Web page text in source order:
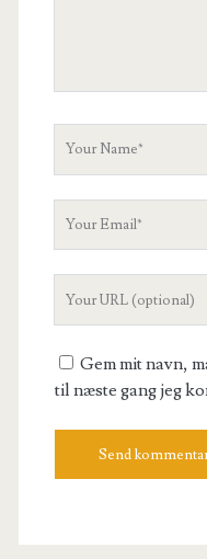
Gem mit navn,
til næste gang jeg